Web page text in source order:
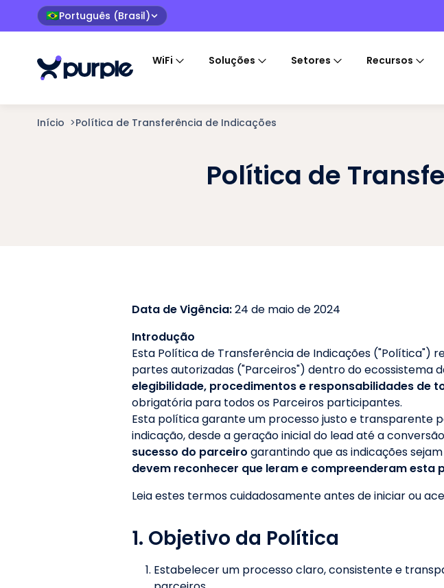
🇧🇷Português (Brasil)
WiFi Soluções Setores Recursos
Início >Política de Transferência de Indicações
Política de
Data de Vigência:24 de maio de 2024
Introdução
Esta Política de Transferência de Indicações ("Política")
partes autorizadas ("Parceiros") dentro do ecossistema
elegibilidade, procedimentos e responsabilidades de
obrigatória para todos os Parceiros participantes.
Esta política garante um processo justo e transparente
indicação, desde a geração inicial do lead até a
sucesso do parceiro garantindo que as indicações
devem reconhecer que leram e compreenderam
Leia estes termos cuidadosamente antes de iniciar ou
1. Objetivo da Política
Estabelecer um processo claro, consistente e